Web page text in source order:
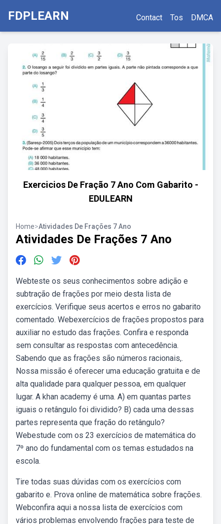
FDPLEARN Contact Tos DMCA
Exercicios De Fração 7 Ano Com Gabarito -
EDULEARN
Home>Atividades De Frações 7 Ano
Atividades De Frações 7 Ano
Webteste os seus conhecimentos sobre adição e
subtração de frações por meio desta lista de
exercícios. Verifique seus acertos e erros no gabarito
comentado. Webexercícios de frações propostos para
auxiliar no estudo das frações. Confira e responda
sem consultar as respostas com antecedência.
Sabendo que as frações são números racionais,.
Nossa missão é oferecer uma educação gratuita e de
alta qualidade para qualquer pessoa, em qualquer
lugar. A khan academy é uma. A) em quantas partes
iguais o retângulo foi dividido? B) cada uma dessas
partes representa que fração do retângulo?
Webestude com os 23 exercícios de matemática do
7º ano do fundamental com os temas estudados na
escola.
Tire todas suas dúvidas com os exercícios com
gabarito e. Prova online de matemática sobre frações.
Webconfira aqui a nossa lista de exercícios com
vários problemas envolvendo frações para teste de